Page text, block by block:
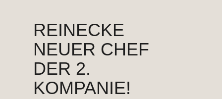
REINECKE
NEUER CHEF
DER 2.
KOMPANIE!